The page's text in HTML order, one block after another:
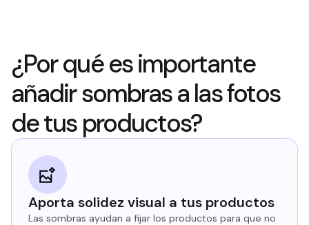
¿Por qué es importante
añadir sombras a las fotos
de tus productos?
Aporta solidez visual a tus productos
Las sombras ayudan a fijar los productos para que no